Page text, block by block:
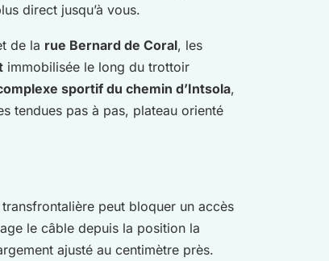
direct jusqu’à vous.
de la rue Bernard de Coral, les
immobilisée le long du trottoir
sportif du chemin d’Intsola,
tendues pas à pas, plateau orienté
peut bloquer un accès
le câble depuis la position la
ajusté au centimètre près.